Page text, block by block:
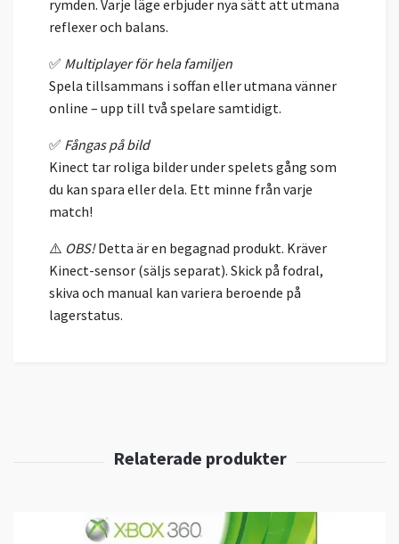
rymden. Varje läge erbjuder nya sätt att utmana
reflexer och balans.
✅ Multiplayer för hela familjen
Spela tillsammans i soffan eller utmana vänner
online – upp till två spelare samtidigt.
✅ Fångas på bild
Kinect tar roliga bilder under spelets gång som
du kan spara eller dela. Ett minne från varje
match!
⚠️ OBS!Detta är en begagnad produkt. Kräver
Kinect-sensor (säljs separat). Skick på fodral,
skiva och manual kan variera beroende på
lagerstatus.